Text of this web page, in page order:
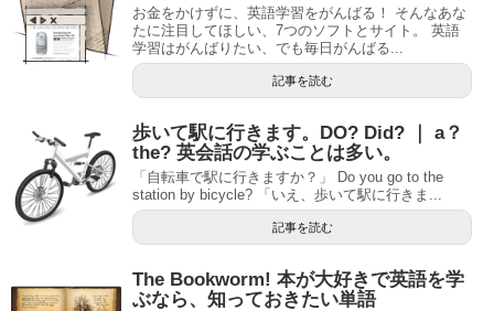
お金をかけずに、英語学習をがんばる！ そんなあな
たに注目してほしい、7つのソフトとサイト。 英語
学習はがんばりたい、でも毎日がんばる...
記事を読む
歩いて駅に行きます。DO? Did? ｜ a？
the? 英会話の学ぶことは多い。
「自転車で駅に行きますか？」 Do you go to the
station by bicycle? 「いえ、歩いて駅に行きま...
記事を読む
The Bookworm! 本が大好きで英語を学
ぶなら、知っておきたい単語